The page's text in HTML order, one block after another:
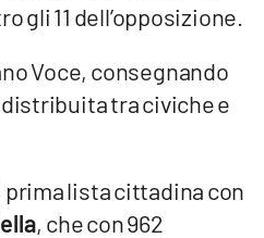
gli 11 dell’opposizione.
Voce, consegnando
tra civiche e
prima lista cittadina con
, che con 962